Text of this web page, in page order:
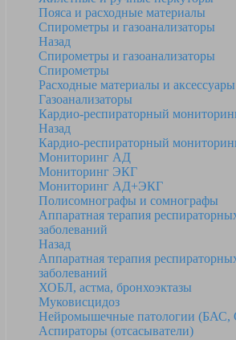
Пояса и расходные материалы
Спирометры и газоанализаторы
Назад
Спирометры и газоанализаторы
Спирометры
Расходные материалы и
Газоанализаторы
Кардио-респираторный
Назад
Кардио-респираторный
Мониторинг АД
Мониторинг ЭКГ
Мониторинг АД+ЭКГ
Полисомнографы и сомнографы
Аппаратная терапия
заболеваний
Назад
Аппаратная терапия
заболеваний
ХОБЛ, астма, бронхоэктазы
Муковисцидоз
Нейромышечные патологии
Аспираторы (отсасыватели)